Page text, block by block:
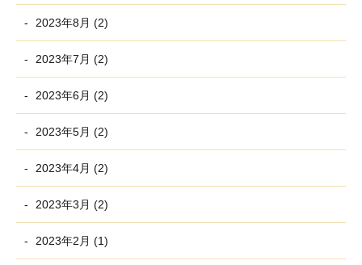
2023年8月 (2)
2023年7月 (2)
2023年6月 (2)
2023年5月 (2)
2023年4月 (2)
2023年3月 (2)
2023年2月 (1)